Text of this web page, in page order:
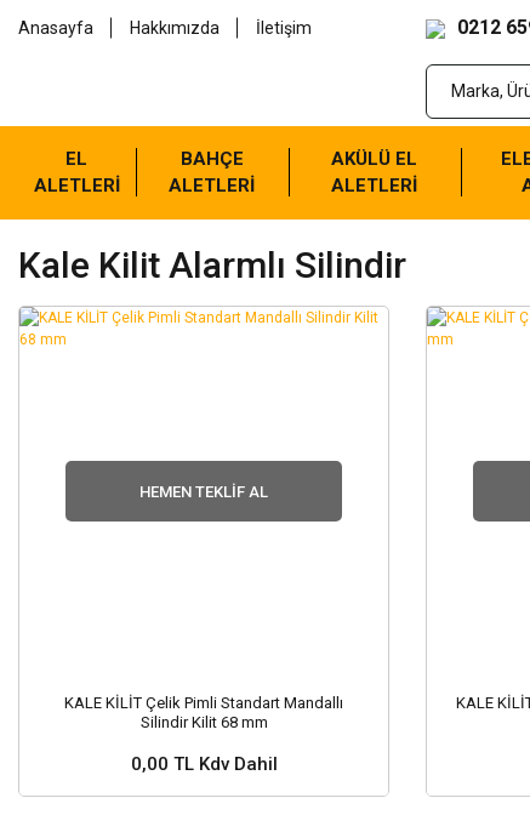
Anasayfa Hakkımızda İletişim 0212
EL
ALETLERİ
BAHÇE
ALETLERİ
AKÜLÜ EL
ALETLERİ
Kale Kilit Alarmlı Silindir
HEMEN TEKLIF AL
KALE KİLİT Çelik Pimli Standart Mandallı
Silindir Kilit 68 mm
0,00 TL Kdv Dahil
KALE